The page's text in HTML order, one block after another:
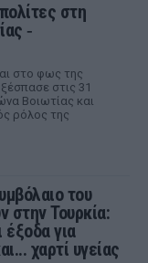
στη
‑
στο φως της
στις 31
Βοιωτίας και
ρόλος της
του
στην Τουρκία:
έξοδα για
χαρτί υγείας